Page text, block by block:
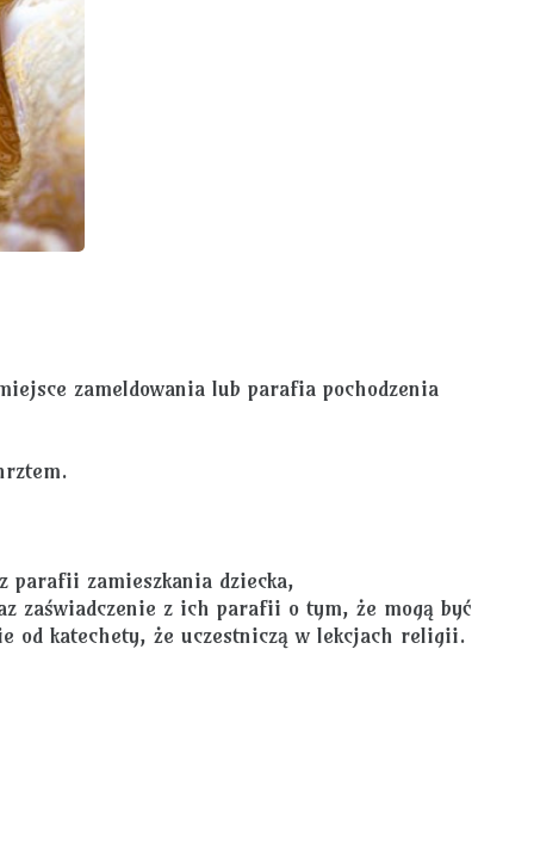
zameldowania lub parafia pochodzenia
parafii zamieszkania dziecka,
zaświadczenie z ich parafii o tym, że mogą być
od katechety, że uczestniczą w lekcjach religii.